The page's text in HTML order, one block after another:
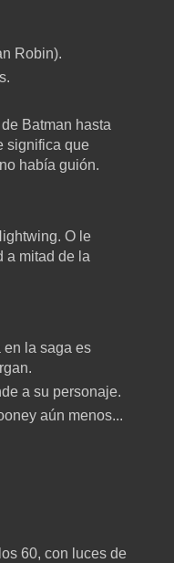
Robin).
Batman hasta
significa que
había guión.
O le
a mitad de la
en la saga es
a su personaje.
aún menos...
60, con luces de